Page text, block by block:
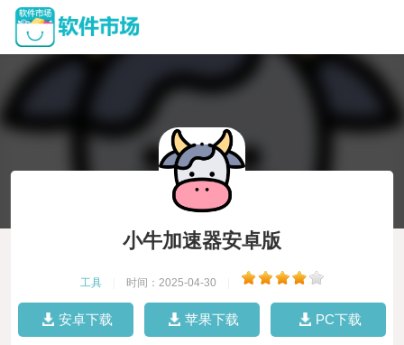
小牛加速器安卓版
工具 时间：2025-04-30
安卓下载 苹果下载 PC下载